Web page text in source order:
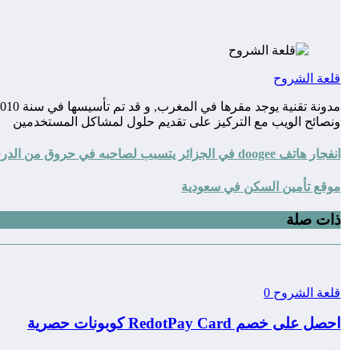
قلعة الشروح
ونصائح الويب مع التركيز على تقديم حلول لمشاكل المستخدمين
انفجار هاتف doogee في الجزائر يتسبب لصاحبه في حروق من الدرجة الثالثة
موقع تأمين السكن في سعودية
ذات صلة
قلعة الشروح 0
احصل على خصم RedotPay Card كوبونات حصرية